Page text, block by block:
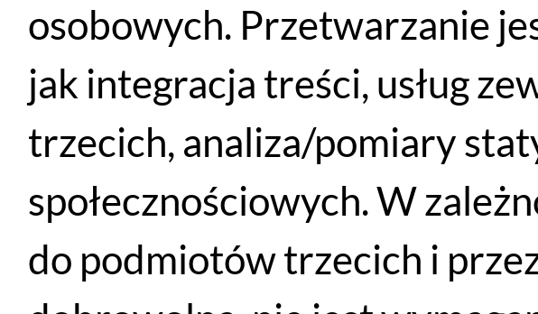
Podobne produkty
osobowych. Przetwarzanie
jak integracja treści, usług
trzecich, analiza/pomiary
społecznościowych. W
do podmiotów trzecich i